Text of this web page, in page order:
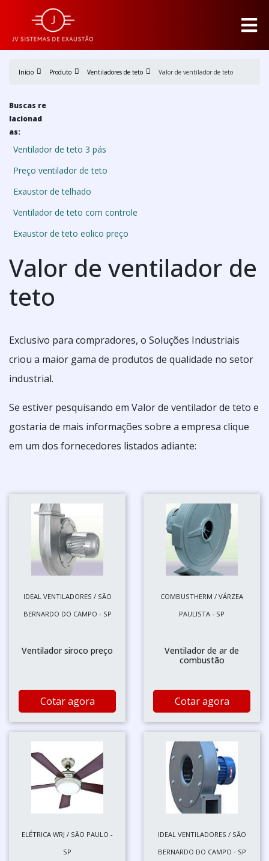
Início Produto Ventiladores de teto Valor de ventilador de teto
Buscas re
lacionad
as:
Ventilador de teto 3 pás
Preço ventilador de teto
Exaustor de telhado
Ventilador de teto com controle
Exaustor de teto eolico preço
Valor de ventilador de
teto
Exclusivo para compradores, o Soluções Industriais
criou a maior gama de produtos de qualidade no setor
industrial.
Se estiver pesquisando em Valor de ventilador de teto e
gostaria de mais informações sobre a empresa clique
em um dos fornecedores listados adiante:
IDEAL VENTILADORES / SÃO
BERNARDO DO CAMPO - SP
Ventilador siroco preço
Cotar agora
COMBUSTHERM / VÁRZEA
PAULISTA - SP
Ventilador de ar de
combustão
Cotar agora
ELÉTRICA WRJ / SÃO PAULO -
SP
IDEAL VENTILADORES / SÃO
BERNARDO DO CAMPO - SP